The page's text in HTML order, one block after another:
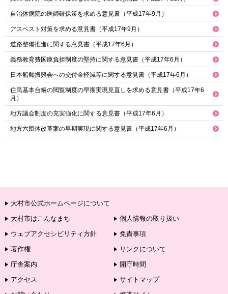
自治体病院の医師確保策を求める意見書（平成17年9月）
アスベスト対策を求める意見書（平成17年9月）
道路整備推進に関する意見書（平成17年6月）
義務教育費国庫負担制度の堅持に関する意見書（平成17年6月）
日本船舶振興会への交付金軽減等に関する意見書（平成17年6月）
住民基本台帳の閲覧制度の早期実現見直しを求める意見書（平成17年6
月）
地方議会制度の充実強化に関する意見書（平成17年6月）
地方六団体改革案の早期実現に関する意見書（平成17年6月）
大村市公式ホームページについて
大村市はこんなまち
個人情報の取り扱い
ウェブアクセシビリティ方針
免責事項
著作権
リンクについて
庁舎案内
開庁時間
アクセス
サイトマップ